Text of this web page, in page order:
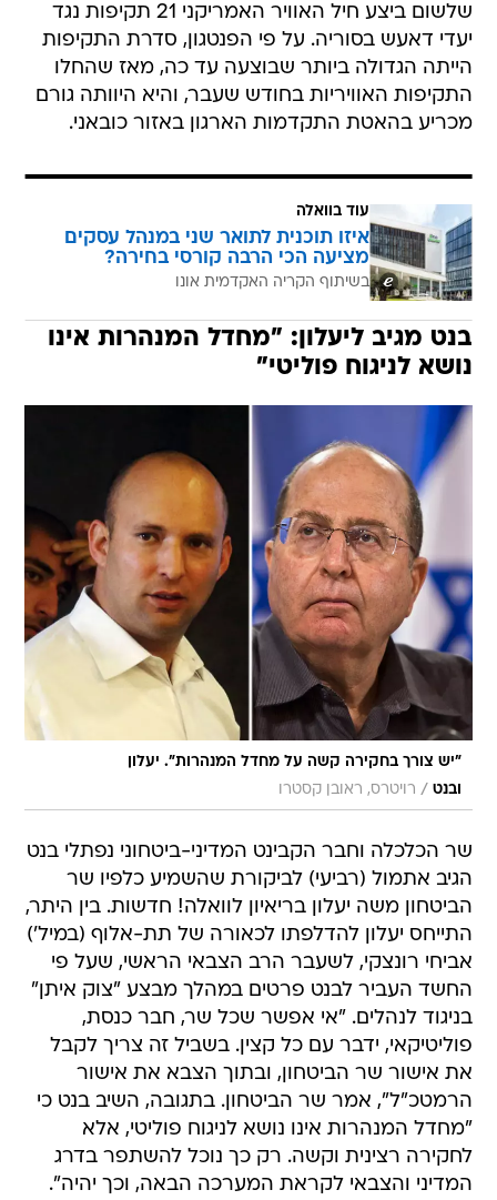
שלשום ביצע חיל האוויר האמריקני 21 תקיפות נגד
יעדי דאעש בסוריה. על פי הפנטגון, סדרת התקיפות
הייתה הגדולה ביותר שבוצעה עד כה, מאז שהחלו
התקיפות האוויריות בחודש שעבר, והיא היוותה גורם
מכריע בהאטת התקדמות הארגון באזור כובאני.
עוד בוואלה
איזו תוכנית לתואר שני במנהל עסקים
מציעה הכי הרבה קורסי בחירה?
בשיתוף הקריה האקדמית אונו
בנט מגיב ליעלון: "מחדל המנהרות אינו
נושא לניגוח פוליטי"
"יש צורך בחקירה קשה על מחדל המנהרות". יעלון
ובנט / רויטרס, ראובן קסטרו
שר הכלכלה וחבר הקבינט המדיני-ביטחוני נפתלי בנט
הגיב אתמול (רביעי) לביקורת שהשמיע כלפיו שר
הביטחון משה יעלון בריאיון לוואלה! חדשות. בין היתר,
התייחס יעלון להדלפתו לכאורה של תת-אלוף (במיל')
אביחי רונצקי, לשעבר הרב הצבאי הראשי, שעל פי
החשד העביר לבנט פרטים במהלך מבצע "צוק איתן"
בניגוד לנהלים. "אי אפשר שכל שר, חבר כנסת,
פוליטיקאי, ידבר עם כל קצין. בשביל זה צריך לקבל
את אישור שר הביטחון, ובתוך הצבא את אישור
הרמטכ"ל", אמר שר הביטחון. בתגובה, השיב בנט כי
"מחדל המנהרות אינו נושא לניגוח פוליטי, אלא
לחקירה רצינית וקשה. רק כך נוכל להשתפר בדרג
המדיני והצבאי לקראת המערכה הבאה, וכך יהיה".